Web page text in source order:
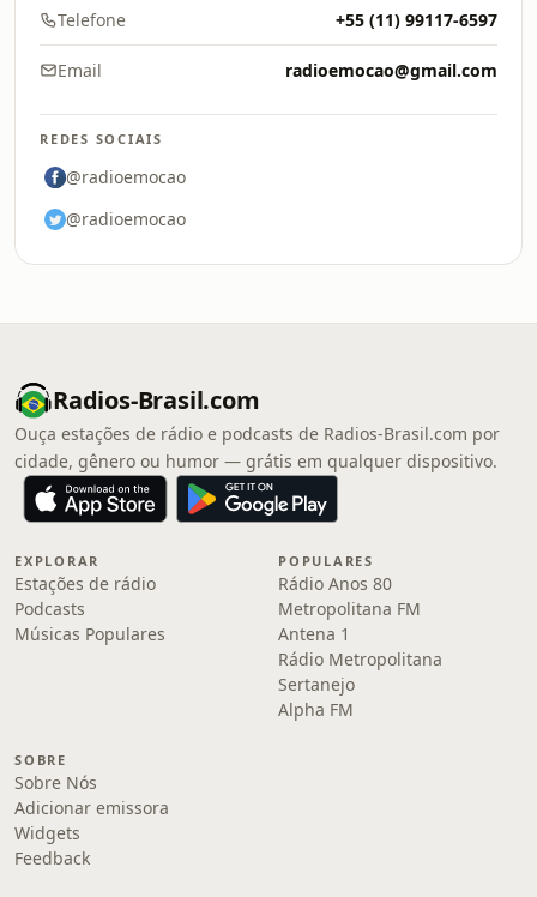
Telefone +55 (11) 99117-6597
Email radioemocao@gmail.com
REDES SOCIAIS
@radioemocao
@radioemocao
Radios-Brasil.com
Ouça estações de rádio e podcasts de Radios-Brasil.com por
cidade, gênero ou humor — grátis em qualquer dispositivo.
EXPLORAR
Estações de rádio
Podcasts
Músicas Populares
POPULARES
Rádio Anos 80
Metropolitana FM
Antena 1
Rádio Metropolitana
Sertanejo
Alpha FM
SOBRE
Sobre Nós
Adicionar emissora
Widgets
Feedback